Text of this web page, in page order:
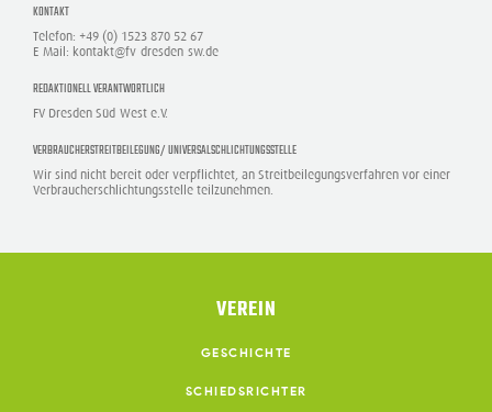
KONTAKT
Telefon: +49 (0) 1523 870 52 67
E-Mail: kontakt@fv-dresden-sw.de
REDAKTIONELL VERANTWORTLICH
FV Dresden Süd-West e.V.
VERBRAUCHER­STREIT­BEILEGUNG/ UNIVERSAL­SCHLICHTUNGS­STELLE
Wir sind nicht bereit oder verpflichtet, an Streitbeilegungsverfahren vor einer
Verbraucherschlichtungsstelle teilzunehmen.
VEREIN
GESCHICHTE
SCHIEDSRICHTER